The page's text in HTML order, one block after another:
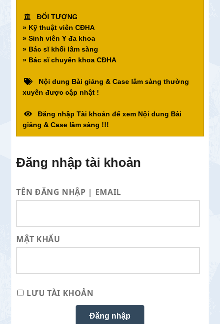
ĐỐI TƯỢNG
» Kỹ thuật viên CĐHA
» Sinh viên Y đa khoa
» Bác sĩ khối lâm sàng
» Bác sĩ chuyên khoa CĐHA
Nội dung Bài giảng & Case lâm sàng thường
xuyên được cập nhật !
Đăng nhập Tài khoản để xem Nội dung Bài
giảng & Case lâm sàng !!!
Đăng nhập tài khoản
TÊN ĐĂNG NHẬP | EMAIL
MẬT KHẨU
LƯU TÀI KHOẢN